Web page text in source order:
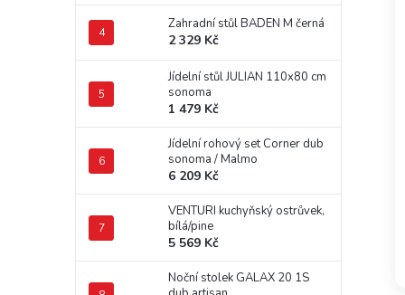
Zahradní stůl BADEN M černá
2 329 Kč
Jídelní stůl JULIAN 110x80 cm
sonoma
1 479 Kč
Jídelní rohový set Corner dub
sonoma / Malmo
6 209 Kč
VENTURI kuchyňský ostrůvek,
bílá/pine
5 569 Kč
Noční stolek GALAX 20 1S